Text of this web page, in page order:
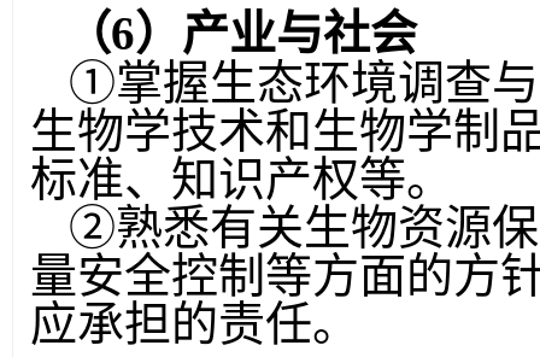
（6）产业与社会
①掌握生态环境调查
生物学技术和生物学制
标准、知识产权等。
②熟悉有关生物资源
量安全控制等方面的方
应承担的责任。